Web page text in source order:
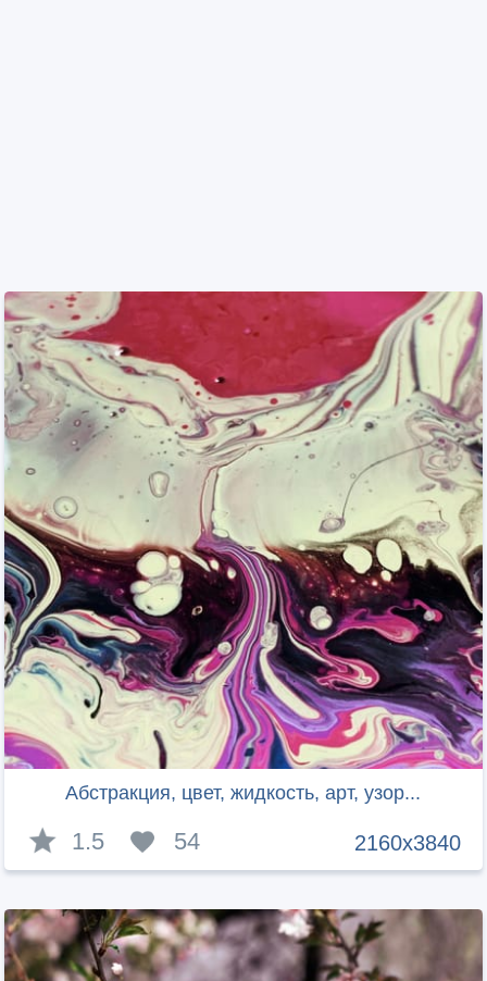
Абстракция, цвет, жидкость, арт, узор...
2160x3840
1.5 54